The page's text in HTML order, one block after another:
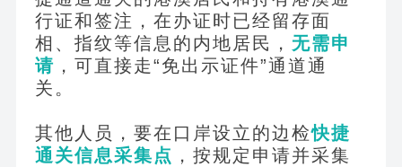
行证和签注，在办证时已经留存面
相、指纹等信息的内地居民， 无需申
请 ，可直接走“免出示证件”通道通
关。
其他人员，要在口岸设立的边检快捷
通关信息采集点 ，按规定申请并采集